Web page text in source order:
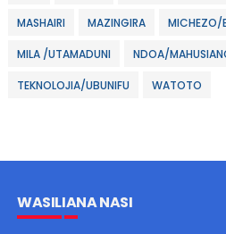
MASHAIRI MAZINGIRA MICHEZO/
MILA /UTAMADUNI NDOA/
TEKNOLOJIA/UBUNIFU WATOTO
WASILIANA NASI